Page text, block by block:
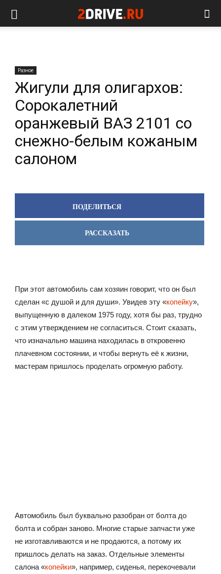
Разное
Жигули для олигархов:
Сорокалетний
оранжевый ВАЗ 2101 со
снежно-белым кожаным
салоном
ПОДЕЛИТЬСЯ
РАССКАЗАТЬ
При этот автомобиль сам хозяин говорит, что он был
сделан «с душой и для души». Увидев эту «копейку»,
выпущенную в далеком 1975 году, хотя бы раз, трудно
с этим утверждением не согласиться. Стоит сказать,
что изначально машина находилась в откровенно
плачевном состоянии, и чтобы вернуть её к жизни,
мастерам пришлось проделать огромную работу.
Автомобиль был буквально разобран от болта до
болта и собран заново. Многие старые запчасти уже
не изготавливаются и не продаются, а потому их
пришлось делать на заказ. Отдельные элементы
салона «копейки», например, сиденья, перекочевали